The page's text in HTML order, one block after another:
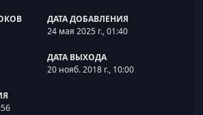
ДАТА ДОБАВЛЕНИЯ
24 мая 2025 г., 01:40
ДАТА ВЫХОДА
20 нояб. 2018 г., 10:00